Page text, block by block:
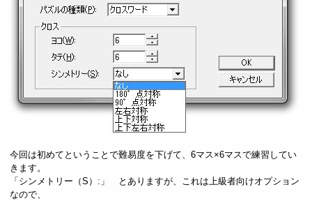
今回は初めてということで難易度を下げて、6マス×6マスで練習してい
きます。
「シンメトリー（S）:」 とありますが、これは上級者向けオプション
なので、